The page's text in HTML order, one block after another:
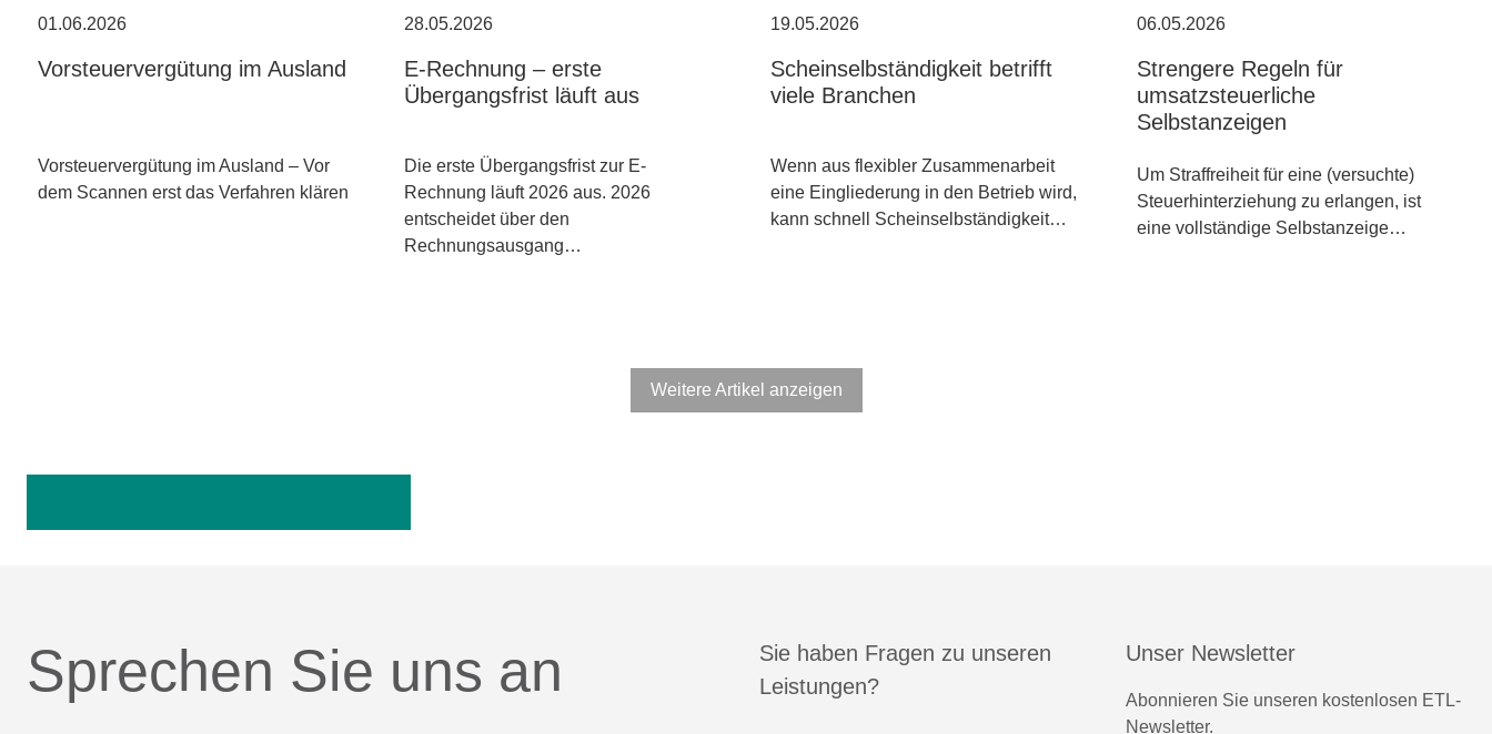
01.06.2026
Vorsteuervergütung im Ausland
Vorsteuervergütung im Ausland – Vor
dem Scannen erst das Verfahren klären
28.05.2026
E-Rechnung – erste
Übergangsfrist läuft aus
Die erste Übergangsfrist zur E-
Rechnung läuft 2026 aus. 2026
entscheidet über den
Rechnungsausgang…
19.05.2026
Scheinselbständigkeit betrifft
viele Branchen
Wenn aus flexibler Zusammenarbeit
eine Eingliederung in den Betrieb wird,
kann schnell Scheinselbständigkeit…
06.05.2026
Strengere Regeln für
umsatzsteuerliche
Selbstanzeigen
Um Straffreiheit für eine (versuchte)
Steuerhinterziehung zu erlangen, ist
eine vollständige Selbstanzeige…
Weitere Artikel anzeigen
Sprechen Sie uns an
Sie haben Fragen zu unseren
Leistungen?
Unser Newsletter
Abonnieren Sie unseren kostenlosen ETL-
Newsletter.